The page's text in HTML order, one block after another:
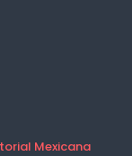
Mexicana